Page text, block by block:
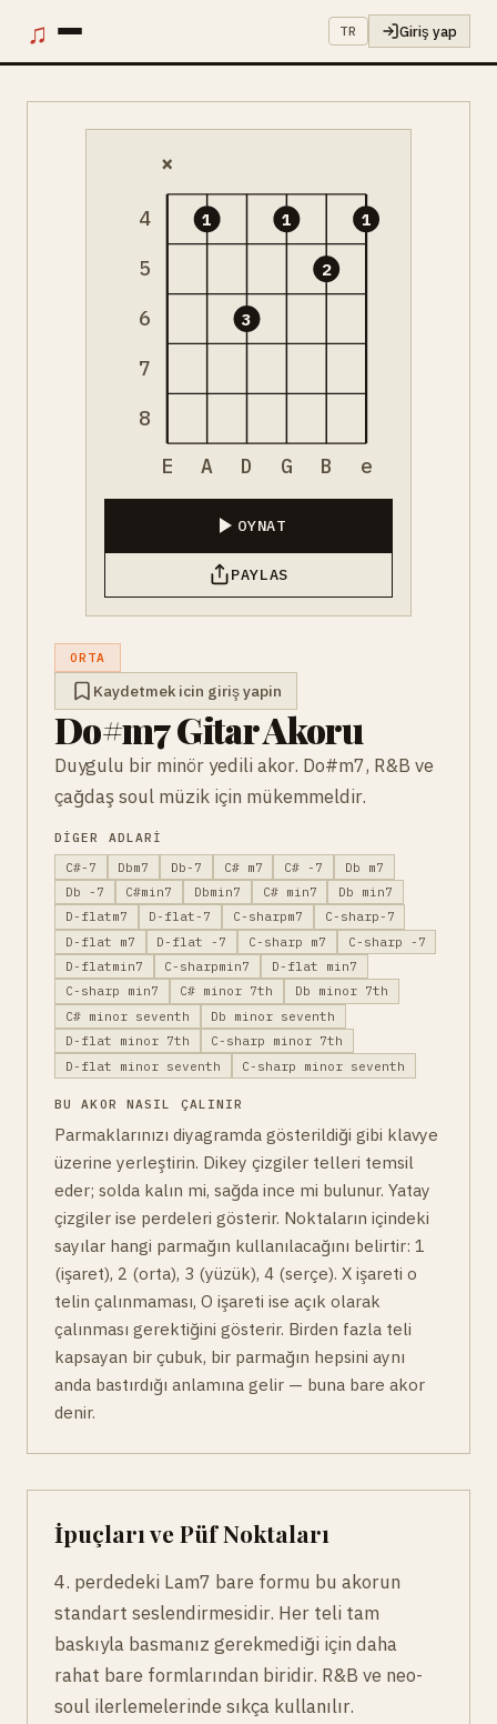
♫ TR Giriş yap
4
5
6
7
8
×
1
3
1
2
1
E A D G B e
OYNAT
PAYLAS
ORTA
Kaydetmek icin giriş yapin
Do#m7 Gitar Akoru
Duygulu bir minör yedili akor. Do#m7, R&B ve
çağdaş soul müzik için mükemmeldir.
DIGER ADLARI
C#-7
Dbm7 Db-7 C# m7 C# -7
Db m7
Db -7
C#min7 Dbmin7 C# min7
Db min7
D-flatm7
D-flat-7 C-sharpm7
C-sharp-7
D-flat m7
D-flat -7 C-sharp m7
C-sharp -7
D-flatmin7
C-sharpmin7
D-flat min7
C-sharp min7
C# minor 7th
Db minor 7th
C# minor seventh
Db minor seventh
D-flat minor 7th
C-sharp minor 7th
D-flat minor seventh
C-sharp minor seventh
BU AKOR NASIL ÇALINIR
Parmaklarınızı diyagramda gösterildiği gibi klavye
üzerine yerleştirin. Dikey çizgiler telleri temsil
eder; solda kalın mi, sağda ince mi bulunur. Yatay
çizgiler ise perdeleri gösterir. Noktaların içindeki
sayılar hangi parmağın kullanılacağını belirtir: 1
(işaret), 2 (orta), 3 (yüzük), 4 (serçe). X işareti o
telin çalınmaması, O işareti ise açık olarak
çalınması gerektiğini gösterir. Birden fazla teli
kapsayan bir çubuk, bir parmağın hepsini aynı
anda bastırdığı anlamına gelir — buna bare akor
denir.
İpuçları ve Püf Noktaları
4. perdedeki Lam7 bare formu bu akorun
standart seslendirmesidir. Her teli tam
baskıyla basmanız gerekmediği için daha
rahat bare formlarından biridir. R&B ve neo-
soul ilerlemelerinde sıkça kullanılır.